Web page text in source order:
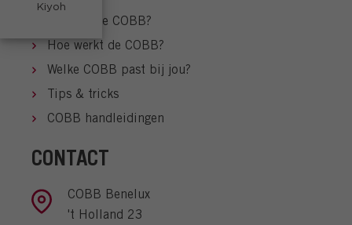
Wat kan de COBB?
Hoe werkt de COBB?
Welke COBB past bij jou?
Tips & tricks
COBB handleidingen
CONTACT
COBB Benelux
't Holland 23